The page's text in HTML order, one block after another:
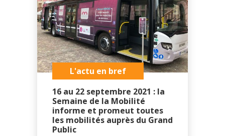
L'actu en bref
16 au 22 septembre 2021 : la
Semaine de la Mobilité
informe et promeut toutes
les mobilités auprès du Grand
Public